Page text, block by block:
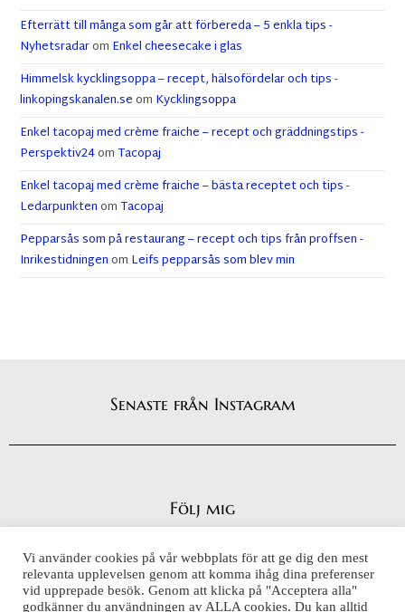
Efterrätt till många som går att förbereda – 5 enkla tips -
Nyhetsradarom Enkel cheesecake i glas
Himmelsk kycklingsoppa – recept, hälsofördelar och tips -
linkopingskanalen.seom Kycklingsoppa
Enkel tacopaj med crème fraiche – recept och gräddningstips -
Perspektiv24omTacopaj
Enkel tacopaj med crème fraiche – bästa receptet och tips -
LedarpunktenomTacopaj
Pepparsås som på restaurang – recept och tips från proffsen -
Inrikestidningenom Leifs pepparsås som blev min
Senaste från Instagram
Följ mig
Integritetspolicy
Vi använder cookies på vår webbplats för att ge dig den mest
relevanta upplevelsen genom att komma ihåg dina preferenser
vid upprepade besök. Genom att klicka på "Acceptera alla"
godkänner du användningen av ALLA cookies. Du kan alltid